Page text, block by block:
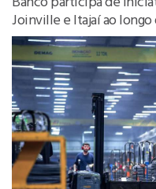
Joinville e Itajaí ao longo